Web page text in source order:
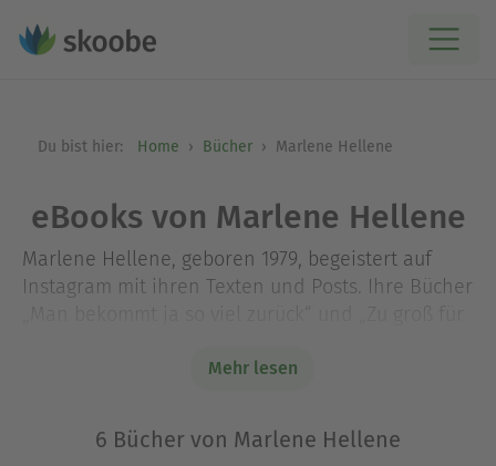
Du bist hier: Home Bücher Marlene Hellene
eBooks von Marlene Hellene
Marlene Hellene, geboren 1979, begeistert auf
Instagram mit ihren Texten und Posts. Ihre Bücher
liebe MEINE KINDER machen mich fertig“ erreichte
Bestsellerliste. Neben ihren Büchern schreibt
Marlene Hellene Texte und Kolumnen, unter
Mehr lesen
6 Bücher von Marlene Hellene